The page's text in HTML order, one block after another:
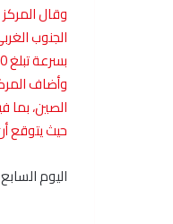
الجنوب
بسرعة تبلغ 20 – 25 كلم فى الساعة”.
وأضاف
الصين،
حيث يتوقع
اليوم السابع